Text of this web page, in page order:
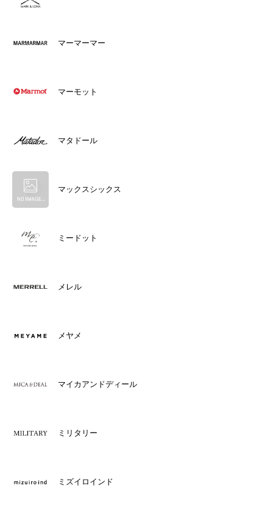
マーマーマー
マーモット
マタドール
マックスシックス
ミードット
メレル
メヤメ
マイカアンドディール
ミリタリー
ミズイロインド